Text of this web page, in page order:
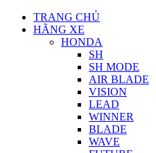
TRANG CHỦ
HÃNG XE
HONDA
SH
SH MODE
AIR BLADE
VISION
LEAD
WINNER
BLADE
WAVE